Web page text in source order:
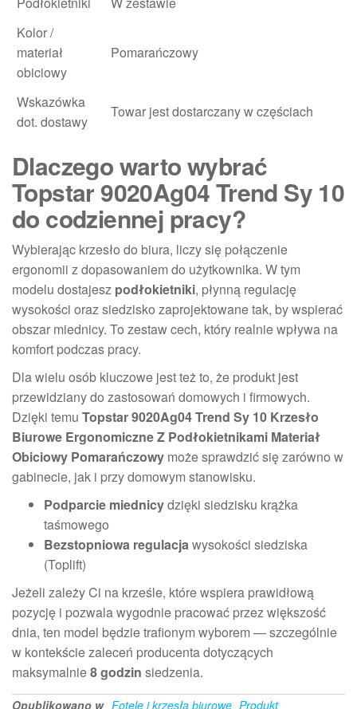
Kolor /
materiał
obiciowy
Pomarańczowy
Wskazówka
dot. dostawy
Towar jest dostarczany w częściach
Dlaczego warto wybrać
Topstar 9020Ag04 Trend Sy 10
do codziennej pracy?
Wybierając krzesło do biura, liczy się połączenie
ergonomii z dopasowaniem do użytkownika. W tym
modelu dostajesz podłokietniki, płynną regulację
wysokości oraz siedzisko zaprojektowane tak, by wspierać
obszar miednicy. To zestaw cech, który realnie wpływa na
komfort podczas pracy.
Dla wielu osób kluczowe jest też to, że produkt jest
przewidziany do zastosowań domowych i firmowych.
Dzięki temu Topstar 9020Ag04 Trend Sy 10 Krzesło
Biurowe Ergonomiczne Z Podłokietnikami Materiał
Obiciowy Pomarańczowy może sprawdzić się zarówno w
gabinecie, jak i przy domowym stanowisku.
Podparcie miednicydzięki siedzisku krążka
taśmowego
Bezstopniowa regulacjawysokości siedziska
(Toplift)
Jeżeli zależy Ci na krześle, które wspiera prawidłową
pozycję i pozwala wygodnie pracować przez większość
dnia, ten model będzie trafionym wyborem — szczególnie
w kontekście zaleceń producenta dotyczących
maksymalnie8 godzin siedzenia.
Opublikowano w Fotele i krzesła biurowe Produkt